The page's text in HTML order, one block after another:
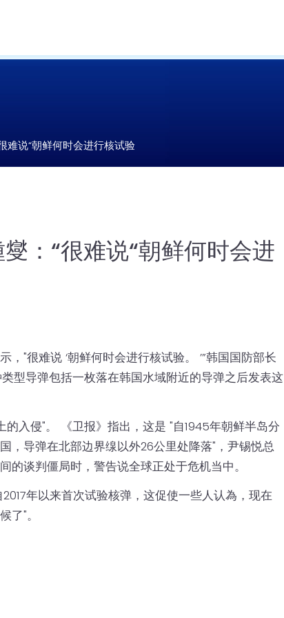
难说“朝鲜何时会进行核试验
：“很难说“朝鲜何时会进
"很难说 ‘朝鲜何时会进行核试验。 ’”韩国国防部长
型导弹包括一枚落在韩国水域附近的导弹之后发表这
入侵"。 《卫报》指出，这是 "自1945年朝鲜半岛分
，导弹在北部边界缐以外26公里处降落"，尹锡悦总
的谈判僵局时，警告说全球正处于危机当中。
年以来首次试验核弹，这促使一些人认為，现在
了"。